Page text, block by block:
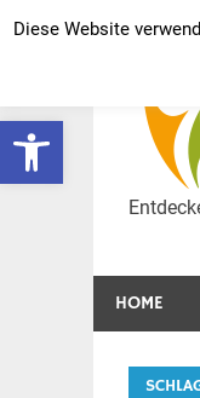
Werkzeugleiste öffnen
Inhalt
HOME
Diese Website